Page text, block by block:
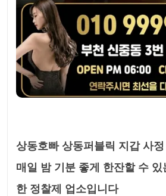
상동호빠 상동퍼블릭 지갑 사
매일 밤 기분 좋게 한잔할 수
한 정찰제 업소입니다